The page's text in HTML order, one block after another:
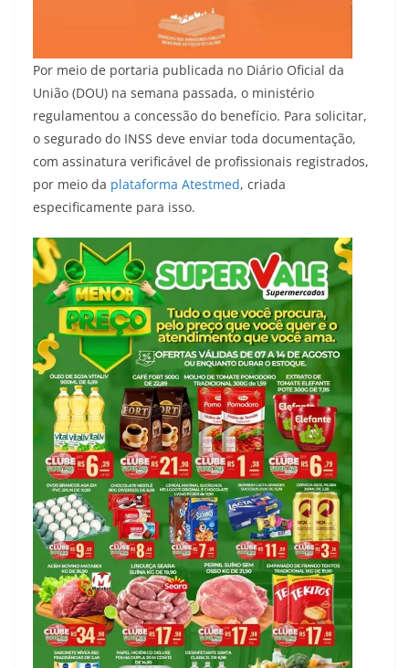
Por meio de portaria publicada no Diário Oficial da
União (DOU) na semana passada, o ministério
regulamentou a concessão do benefício. Para solicitar,
o segurado do INSS deve enviar toda documentação,
com assinatura verificável de profissionais registrados,
por meio da plataforma Atestmed, criada
especificamente para isso.